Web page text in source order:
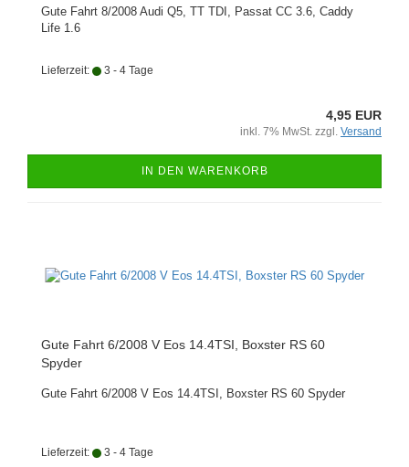
Gute Fahrt 8/2008 Audi Q5, TT TDI, Passat CC 3.6, Caddy
Life 1.6
Lieferzeit: 3 - 4 Tage
4,95 EUR
inkl. 7% MwSt. zzgl. Versand
IN DEN WARENKORB
Gute Fahrt 6/2008 V Eos 14.4TSI, Boxster RS 60
Spyder
Gute Fahrt 6/2008 V Eos 14.4TSI, Boxster RS 60 Spyder
Lieferzeit: 3 - 4 Tage